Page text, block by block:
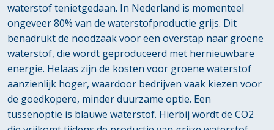
waterstof tenietgedaan. In Nederland is momenteel
ongeveer 80% van de waterstofproductie grijs. Dit
benadrukt de noodzaak voor een overstap naar groene
waterstof, die wordt geproduceerd met hernieuwbare
energie. Helaas zijn de kosten voor groene waterstof
aanzienlijk hoger, waardoor bedrijven vaak kiezen voor
de goedkopere, minder duurzame optie. Een
tussenoptie is blauwe waterstof. Hierbij wordt de CO2